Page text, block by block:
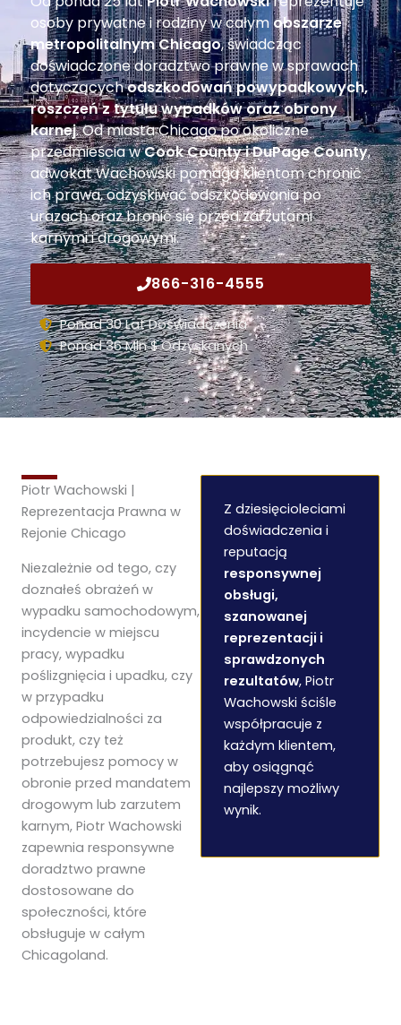
osoby prywatne i rodziny w całymobszarze
metropolitalnym Chicago, świadcząc
doświadczone doradztwo prawne w sprawach
dotyczącychodszkodowań powypadkowych,
roszczeń z tytułu wypadków oraz obrony
karnej. Od miasta Chicago po okoliczne
przedmieścia wCook County i DuPage County,
adwokat Wachowski pomaga klientom chronić
ich prawa, odzyskiwać odszkodowania po
urazach oraz bronić się przed zarzutami
karnymi i drogowymi.
866-316-4555
Ponad 30 Lat Doświadczenia
Ponad 36 Mln $ Odzyskanych
Piotr Wachowski |
Reprezentacja Prawna w
Rejonie Chicago
Niezależnie od tego, czy
doznałeś obrażeń w
wypadku samochodowym,
incydencie w miejscu
pracy, wypadku
poślizgnięcia i upadku, czy
w przypadku
odpowiedzialności za
produkt, czy też
potrzebujesz pomocy w
obronie przed mandatem
drogowym lub zarzutem
karnym, Piotr Wachowski
zapewnia responsywne
doradztwo prawne
dostosowane do
społeczności, które
obsługuje w całym
Chicagoland.
Z dziesięcioleciami
doświadczenia i
reputacją
responsywnej
obsługi,
szanowanej
reprezentacji i
sprawdzonych
rezultatów, Piotr
Wachowski ściśle
współpracuje z
każdym klientem,
aby osiągnąć
najlepszy możliwy
wynik.